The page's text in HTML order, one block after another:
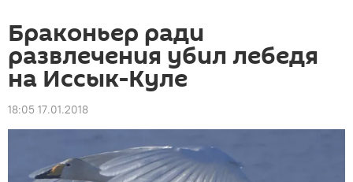
Браконьер ради
развлечения убил лебедя
на Иссык-Куле
18:05 17.01.2018